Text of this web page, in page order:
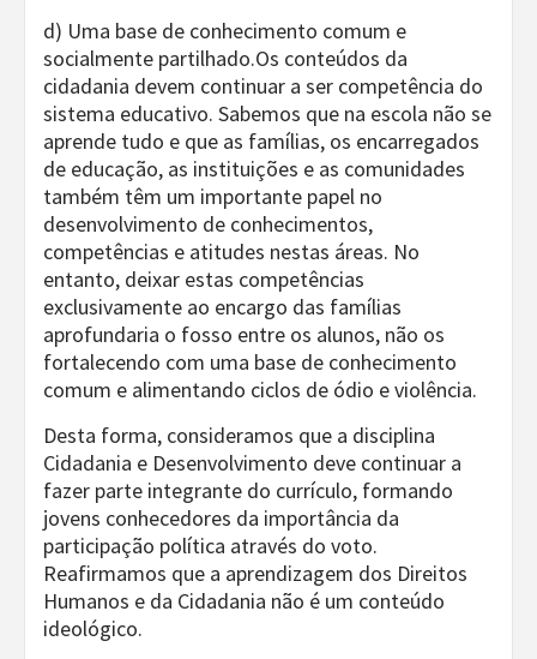
d) Uma base de conhecimento comum e
socialmente partilhado.Os conteúdos da
cidadania devem continuar a ser competência do
sistema educativo. Sabemos que na escola não se
aprende tudo e que as famílias, os encarregados
de educação, as instituições e as comunidades
também têm um importante papel no
desenvolvimento de conhecimentos,
competências e atitudes nestas áreas. No
entanto, deixar estas competências
exclusivamente ao encargo das famílias
aprofundaria o fosso entre os alunos, não os
fortalecendo com uma base de conhecimento
comum e alimentando ciclos de ódio e violência.
Desta forma, consideramos que a disciplina
Cidadania e Desenvolvimento deve continuar a
fazer parte integrante do currículo, formando
jovens conhecedores da importância da
participação política através do voto.
Reafirmamos que a aprendizagem dos Direitos
Humanos e da Cidadania não é um conteúdo
ideológico.